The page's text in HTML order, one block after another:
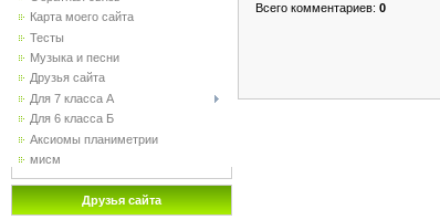
Карта моего сайта
Тесты
Музыка и песни
Друзья сайта
Для 7 класса А
Для 6 класса Б
Аксиомы планиметрии
мисм
Друзья сайта
Всего комментариев: 0